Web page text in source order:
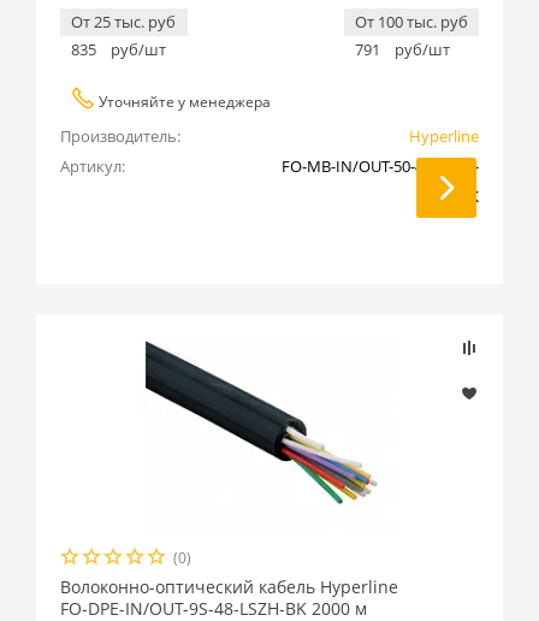
От 25 тыс. руб
835
руб/шт
От 100 тыс. руб
791
руб/шт
Уточняйте у менеджера
Производитель:
Hyperline
Артикул:
FO-MB-IN/OUT-50-48-LSZH-
BK
(0)
Волоконно-оптический кабель Hyperline
FO-DPE-IN/OUT-9S-48-LSZH-BK 2000 м